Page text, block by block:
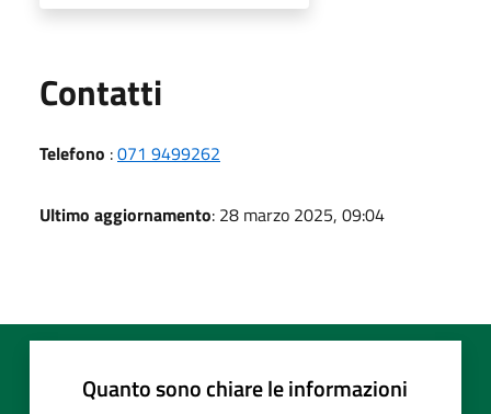
Contatti
Telefono :071 9499262
Ultimo aggiornamento: 28 marzo 2025, 09:04
Quanto sono chiare le informazioni